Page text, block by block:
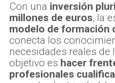
Con una inversión
millones de euros, la
modelo de formación
conecta los
necesidades reales de
objetivo es hacer
profesionales